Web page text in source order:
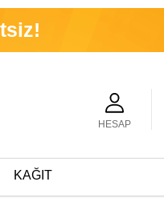
HESAP
KAĞIT